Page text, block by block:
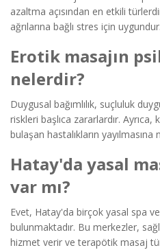
azaltma açısından en etkili
ağrılarına bağlı stres için uygundur.
Erotik masajın
nelerdir?
Duygusal bağımlılık, suçluluk
riskleri başlıca zararlardır.
bulaşan hastalıkların yayılmasına
Hatay'da yasal
var mı?
Evet, Hatay'da birçok yasal spa
bulunmaktadır. Bu merkezler,
hizmet verir ve terapötik masaj